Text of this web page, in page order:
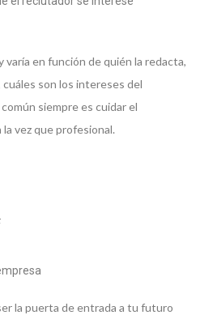
varía en función de quién la redacta,
son los intereses del
siempre es cuidar el
vez que profesional.
la puerta de entrada a tu futuro